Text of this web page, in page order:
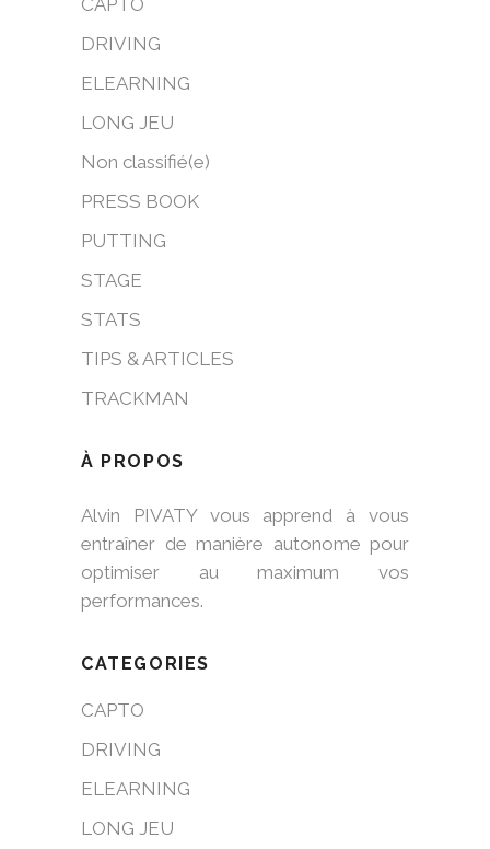
DRIVING
ELEARNING
LONG JEU
Non classifié(e)
PRESS BOOK
PUTTING
STAGE
STATS
TIPS & ARTICLES
TRACKMAN
À PROPOS
Alvin PIVATY vous apprend à vous
entraîner de manière autonome pour
optimiser au maximum vos
performances.
CATEGORIES
CAPTO
DRIVING
ELEARNING
LONG JEU